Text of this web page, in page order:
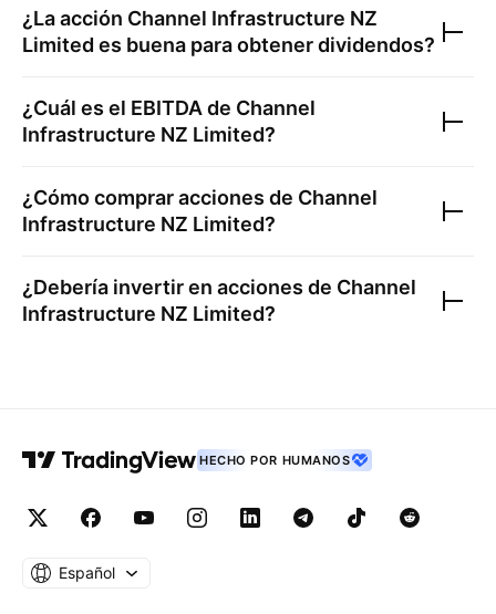
¿La acción Channel Infrastructure NZ
Limited es buena para obtener dividendos?
¿Cuál es el EBITDA de Channel
Infrastructure NZ Limited?
¿Cómo comprar acciones de Channel
Infrastructure NZ Limited?
¿Debería invertir en acciones de Channel
Infrastructure NZ Limited?
HECHO POR HUMANOS
Español